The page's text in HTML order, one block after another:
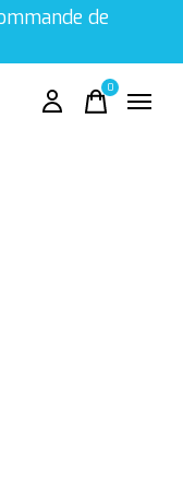
de
0items